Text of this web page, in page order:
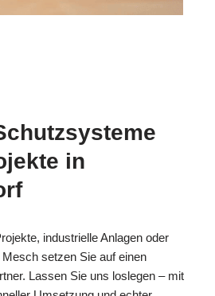
in
industrielle Anlagen oder
setzen Sie auf einen
Lassen Sie uns loslegen – mit